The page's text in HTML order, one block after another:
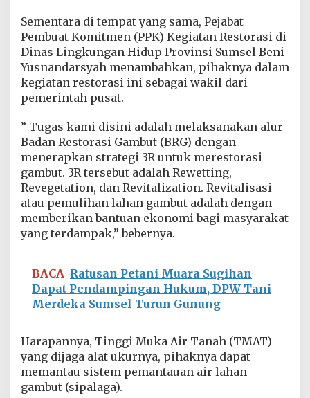
Sementara di tempat yang sama, Pejabat
Pembuat Komitmen (PPK) Kegiatan Restorasi di
Dinas Lingkungan Hidup Provinsi Sumsel Beni
Yusnandarsyah menambahkan, pihaknya dalam
kegiatan restorasi ini sebagai wakil dari
pemerintah pusat.
” Tugas kami disini adalah melaksanakan alur
Badan Restorasi Gambut (BRG) dengan
menerapkan strategi 3R untuk merestorasi
gambut. 3R tersebut adalah Rewetting,
Revegetation, dan Revitalization. Revitalisasi
atau pemulihan lahan gambut adalah dengan
memberikan bantuan ekonomi bagi masyarakat
yang terdampak,” bebernya.
BACA Ratusan Petani Muara Sugihan
Dapat Pendampingan Hukum, DPW Tani
Merdeka Sumsel Turun Gunung
Harapannya, Tinggi Muka Air Tanah (TMAT)
yang dijaga alat ukurnya, pihaknya dapat
memantau sistem pemantauan air lahan
gambut (sipalaga).